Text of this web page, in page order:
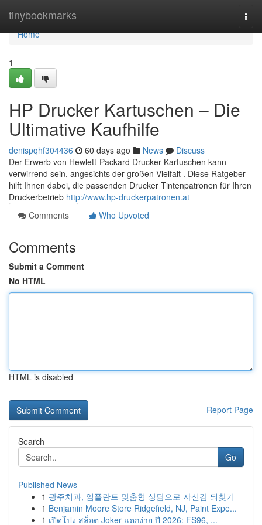
tinybookmarks
Home
Home
1
HP Drucker Kartuschen – Die
Ultimative Kaufhilfe
denispqhf304436 60 days ago News
Discuss
Der Erwerb von Hewlett-Packard Drucker Kartuschen kann
verwirrend sein, angesichts der großen Vielfalt . Diese Ratgeber
hilft Ihnen dabei, die passenden Drucker Tintenpatronen für Ihren
Druckerbetrieb http://www.hp-druckerpatronen.at
Comments
Who Upvoted
Comments
Submit a Comment
No HTML
HTML is disabled
Report Page
Search
Go
Published News
1 광주치과, 임플란트 맞춤형 상담으로 자신감 되찾기
1 Benjamin Moore Store Ridgefield, NJ, Paint Expe...
1 เปิดโปง สล็อต Joker แตกง่าย ปี 2026: FS96, ...